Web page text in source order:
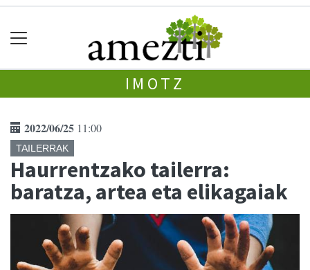
IMOTZ
2022/06/25 11:00
TAILERRAK
Haurrentzako tailerra:
baratza, artea eta elikagaiak